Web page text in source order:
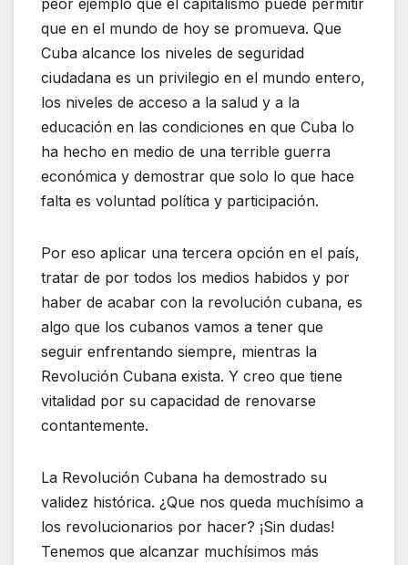
que en el mundo de hoy se promueva. Que
Cuba alcance los niveles de seguridad
ciudadana es un privilegio en el mundo entero,
los niveles de acceso a la salud y a la
educación en las condiciones en que Cuba lo
ha hecho en medio de una terrible guerra
económica y demostrar que solo lo que hace
falta es voluntad política y participación.
Por eso aplicar una tercera opción en el país,
tratar de por todos los medios habidos y por
haber de acabar con la revolución cubana, es
algo que los cubanos vamos a tener que
seguir enfrentando siempre, mientras la
Revolución Cubana exista. Y creo que tiene
vitalidad por su capacidad de renovarse
contantemente.
La Revolución Cubana ha demostrado su
validez histórica. ¿Que nos queda muchísimo a
los revolucionarios por hacer? ¡Sin dudas!
Tenemos que alcanzar muchísimos más